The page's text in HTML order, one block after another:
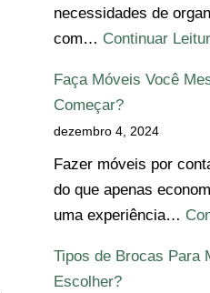
necessidades de
com… Continuar
Faça Móveis Você
Começar?
dezembro 4, 2024
Fazer móveis por
do que apenas
uma experiência…
Tipos de Brocas Para
Escolher?